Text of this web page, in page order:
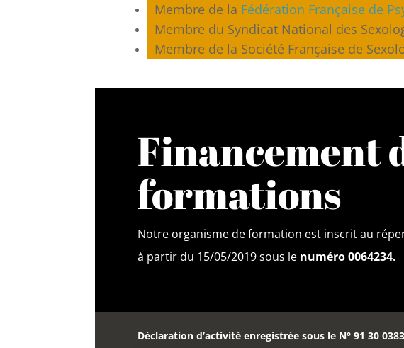
Membre de la Fédération Française de
Membre du Syndicat National des
Membre de la Société Française de
Financement
formations
Notre organisme de formation est inscrit au
à partir du 15/05/2019 sous le numéro 0064234.
Déclaration d’activité enregistrée sous le N° 91 30